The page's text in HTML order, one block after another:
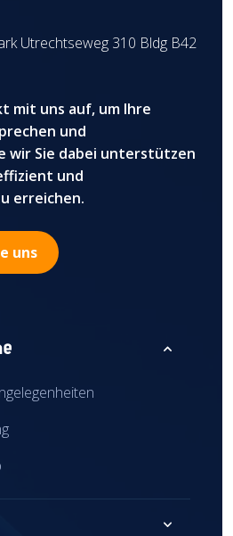
Utrechtseweg 310 Bldg B42
mit uns auf, um Ihre
und
wir Sie dabei unterstützen
und
erreichen.
uns
expand_less
expand_more